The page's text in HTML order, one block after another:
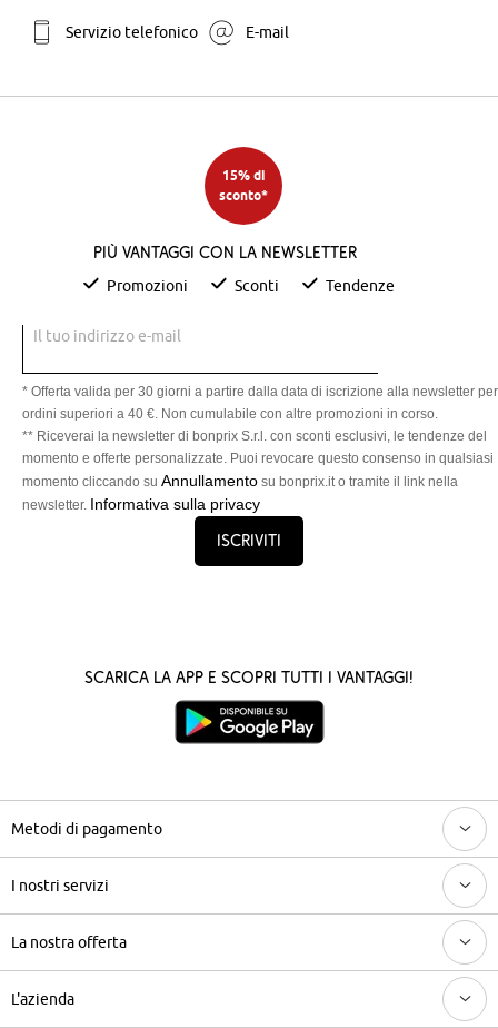
Servizio telefonico E-mail
15% di
sconto*
Più vantaggi con la newsletter
Promozioni Sconti Tendenze
Il tuo indirizzo e-mail
* Offerta valida per 30 giorni a partire dalla data di iscrizione alla newsletter per
ordini superiori a 40 €. Non cumulabile con altre promozioni in corso.
** Riceverai la newsletter di bonprix S.r.l. con sconti esclusivi, le tendenze del
momento e offerte personalizzate. Puoi revocare questo consenso in qualsiasi
momento cliccando su Annullamento su bonprix.it o tramite il link nella
newsletter. Informativa sulla privacy
Iscriviti
Scarica la App e scopri tutti i vantaggi!
Metodi di pagamento
I nostri servizi
La nostra offerta
L'azienda